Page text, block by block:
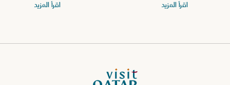
اقرأ المزيد اقرأ المزيد
الصفحة الرئيسية لموقع VisitQatar